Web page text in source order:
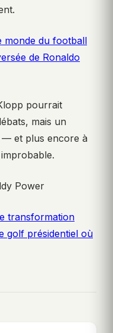
monde du football
de Ronaldo
pourrait
mais un
— et plus encore à
Power
transformation
golf présidentiel où